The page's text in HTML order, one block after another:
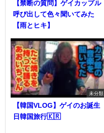
【禁断の質問】ゲイカップル
呼び出して色々聞いてみた
【雨とヒキ】
未分類
【韓国VLOG】ゲイのお誕生
日韓国旅行🇰🇷